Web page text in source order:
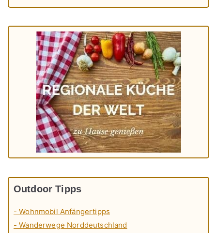
Outdoor Tipps
- Wohnmobil Anfängertipps
- Wanderwege Norddeutschland